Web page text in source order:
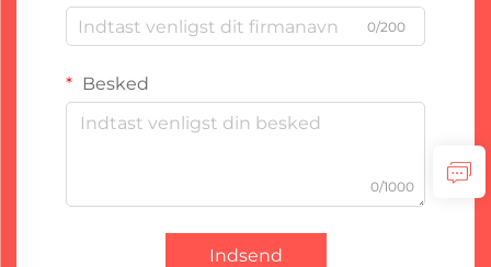
0/200
Besked
0/1000
Indsend